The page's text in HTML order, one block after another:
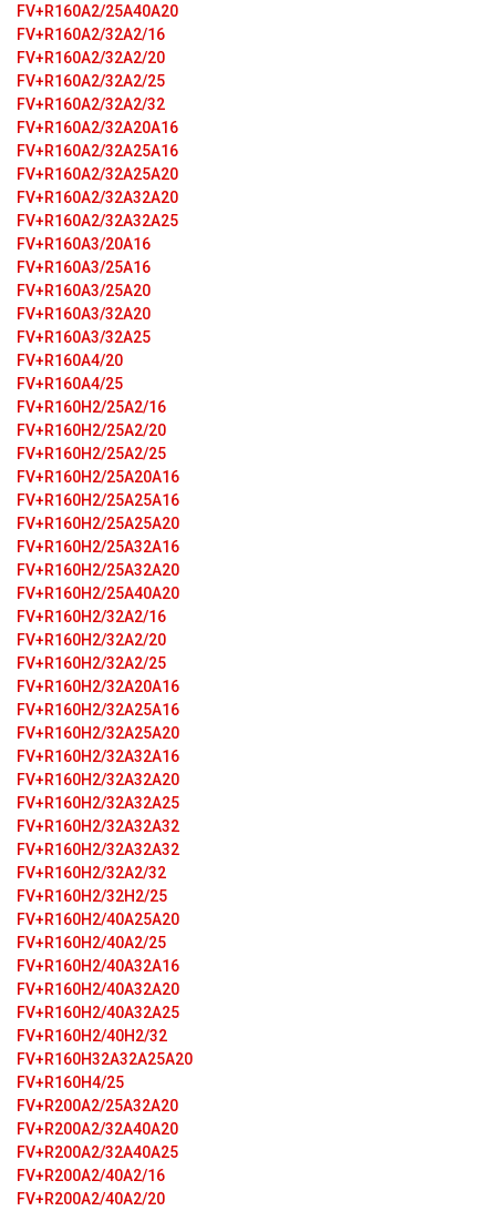
FV+R160A2/25A40A20
FV+R160A2/32A2/16
FV+R160A2/32A2/20
FV+R160A2/32A2/25
FV+R160A2/32A2/32
FV+R160A2/32A20A16
FV+R160A2/32A25A16
FV+R160A2/32A25A20
FV+R160A2/32A32A20
FV+R160A2/32A32A25
FV+R160A3/20A16
FV+R160A3/25A16
FV+R160A3/25A20
FV+R160A3/32A20
FV+R160A3/32A25
FV+R160A4/20
FV+R160A4/25
FV+R160H2/25A2/16
FV+R160H2/25A2/20
FV+R160H2/25A2/25
FV+R160H2/25A20A16
FV+R160H2/25A25A16
FV+R160H2/25A25A20
FV+R160H2/25A32A16
FV+R160H2/25A32A20
FV+R160H2/25A40A20
FV+R160H2/32A2/16
FV+R160H2/32A2/20
FV+R160H2/32A2/25
FV+R160H2/32A20A16
FV+R160H2/32A25A16
FV+R160H2/32A25A20
FV+R160H2/32A32A16
FV+R160H2/32A32A20
FV+R160H2/32A32A25
FV+R160H2/32A32A32
FV+R160H2/32A32A32
FV+R160H2/32A2/32
FV+R160H2/32H2/25
FV+R160H2/40A25A20
FV+R160H2/40A2/25
FV+R160H2/40A32А16
FV+R160H2/40A32А20
FV+R160H2/40A32А25
FV+R160H2/40H2/32
FV+R160H32A32A25A20
FV+R160H4/25
FV+R200A2/25A32A20
FV+R200A2/32A40A20
FV+R200A2/32A40A25
FV+R200A2/40A2/16
FV+R200A2/40A2/20